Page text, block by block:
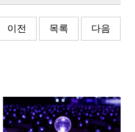
이전 목록 다음